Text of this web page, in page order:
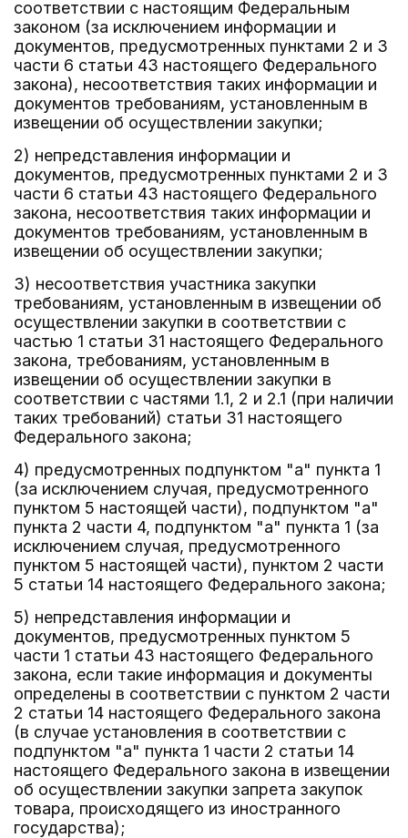
соответствии с настоящим Федеральным
законом (за исключением информации и
документов, предусмотренных пунктами 2 и 3
части 6 статьи 43 настоящего Федерального
закона), несоответствия таких информации и
документов требованиям, установленным в
извещении об осуществлении закупки;
2) непредставления информации и
документов, предусмотренных пунктами 2 и 3
части 6 статьи 43 настоящего Федерального
закона, несоответствия таких информации и
документов требованиям, установленным в
извещении об осуществлении закупки;
3) несоответствия участника закупки
требованиям, установленным в извещении об
осуществлении закупки в соответствии с
частью 1 статьи 31 настоящего Федерального
закона, требованиям, установленным в
извещении об осуществлении закупки в
соответствии с частями 1.1, 2 и 2.1 (при наличии
таких требований) статьи 31 настоящего
Федерального закона;
4) предусмотренных подпунктом "а" пункта 1
(за исключением случая, предусмотренного
пунктом 5 настоящей части), подпунктом "а"
пункта 2 части 4, подпунктом "а" пункта 1 (за
исключением случая, предусмотренного
пунктом 5 настоящей части), пунктом 2 части
5 статьи 14 настоящего Федерального закона;
5) непредставления информации и
документов, предусмотренных пунктом 5
части 1 статьи 43 настоящего Федерального
закона, если такие информация и документы
определены в соответствии с пунктом 2 части
2 статьи 14 настоящего Федерального закона
(в случае установления в соответствии с
подпунктом "а" пункта 1 части 2 статьи 14
настоящего Федерального закона в извещении
об осуществлении закупки запрета закупок
товара, происходящего из иностранного
государства);